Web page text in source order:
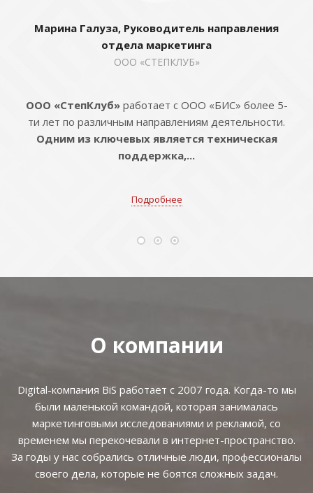
Марина Галуза, Руководитель направления
отдела маркетинга
ООО «СТЕПКЛУБ»
ООО «СтепКлуб»работает с ООО «БИС» более 5-
ти лет по различным направлениям деятельности.
Одним из ключевых является техническая
поддержка,...
Подробнее
О компании
Digital-компания BiS работает с 2007 года. Когда-то мы
были маленькой командой, которая занималась
маркетинговыми исследованиями и рекламой, со
временем мы перекочевали в интернет-пространство.
За годы у нас собрались отличные люди, профессионалы
своего дела, которые не боятся сложных задач.